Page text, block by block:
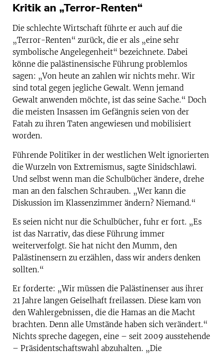
Kritik an „Terror-Renten“
Die schlechte Wirtschaft führte er auch auf die
„Terror-Renten“ zurück, die er als „eine sehr
symbolische Angelegenheit“ bezeichnete. Dabei
könne die palästinensische Führung problemlos
sagen: „Von heute an zahlen wir nichts mehr. Wir
sind total gegen jegliche Gewalt. Wenn jemand
Gewalt anwenden möchte, ist das seine Sache.“ Doch
die meisten Insassen im Gefängnis seien von der
Fatah zu ihren Taten angewiesen und mobilisiert
worden.
Führende Politiker in der westlichen Welt ignorierten
die Wurzeln von Extremismus, sagte Sinidschlawi.
Und selbst wenn man die Schulbücher ändere, drehe
man an den falschen Schrauben. „Wer kann die
Diskussion im Klassenzimmer ändern? Niemand.“
Es seien nicht nur die Schulbücher, fuhr er fort. „Es
ist das Narrativ, das diese Führung immer
weiterverfolgt. Sie hat nicht den Mumm, den
Palästinensern zu erzählen, dass wir anders denken
sollten.“
Er forderte: „Wir müssen die Palästinenser aus ihrer
21 Jahre langen Geiselhaft freilassen. Diese kam von
den Wahlergebnissen, die die Hamas an die Macht
brachten. Denn alle Umstände haben sich verändert.“
Nichts spreche dagegen, eine – seit 2009 ausstehende
– Präsidentschaftswahl abzuhalten. „Die